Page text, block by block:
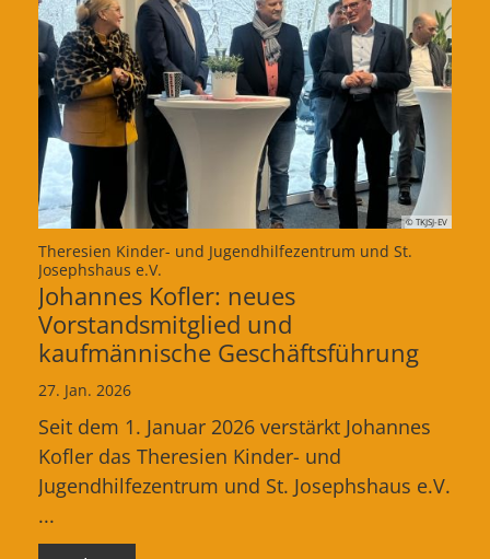
© TKJSJ-EV
Theresien Kinder- und Jugendhilfezentrum und St.
Josephshaus e.V.
Johannes Kofler: neues
Vorstandsmitglied und
kaufmännische Geschäftsführung
27. Jan. 2026
Seit dem 1. Januar 2026 verstärkt Johannes
Kofler das Theresien Kinder- und
Jugendhilfezentrum und St. Josephshaus e.V.
...